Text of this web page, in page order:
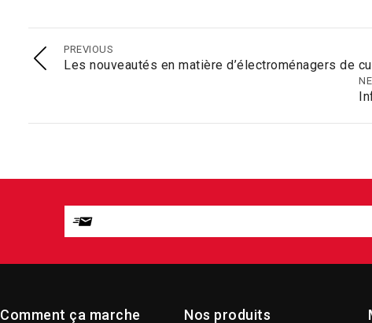
PREVIOUS
Les nouveautés en matière d’électroménagers de
Comment ça marche
Nos produits